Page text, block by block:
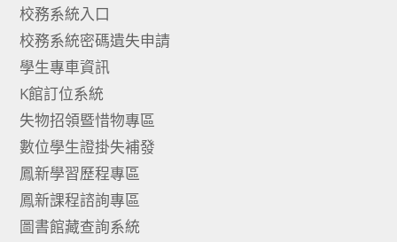
校務系統入口
校務系統密碼遺失申請
學生專車資訊
K館訂位系統
失物招領暨惜物專區
數位學生證掛失補發
鳳新學習歷程專區
鳳新課程諮詢專區
圖書館藏查詢系統